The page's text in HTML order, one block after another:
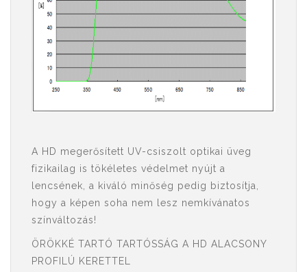
A HD megerősített UV-csiszolt optikai üveg
fizikailag is tökéletes védelmet nyújt a
lencsének, a kiváló minőség pedig biztosítja,
hogy a képen soha nem lesz nemkívánatos
színváltozás!
ÖRÖKKÉ TARTÓ TARTÓSSÁG A HD ALACSONY
PROFILÚ KERETTEL